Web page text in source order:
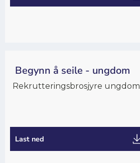
Begynn å seile - ungdom
Rekrutteringsbrosjyre ungdom
Last ned